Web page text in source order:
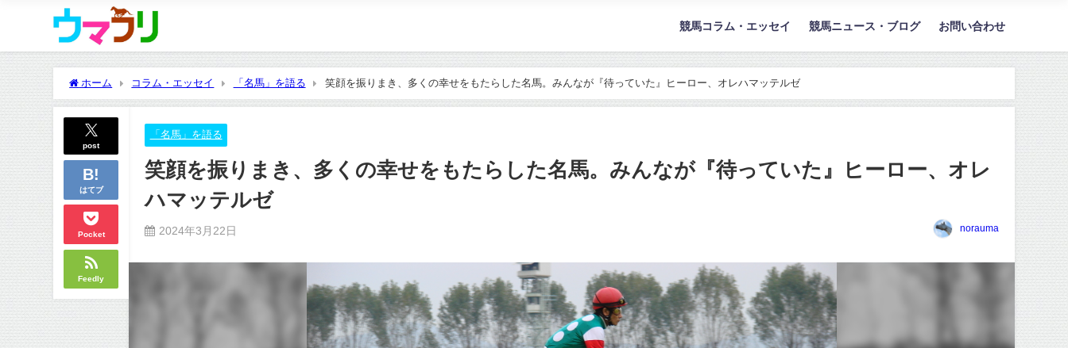
競馬コラム・エッセイ 競馬ニュース・ブログ お問い合わせ
ホーム コラム・エッセイ 「名馬」を語る 笑顔を振りまき、多くの幸せをもたらした名馬。みんなが『待っていた』ヒーロー、オレハマッテルゼ
post
はてブ
Pocket
Feedly
「名馬」を語る
笑顔を振りまき、多くの幸せをもたらした名馬。みんなが『待っていた』ヒーロー、オレ
ハマッテルゼ
2024年3月22日 norauma